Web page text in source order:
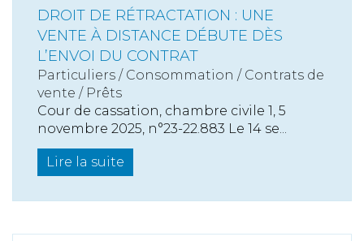
DROIT DE RÉTRACTATION : UNE
VENTE À DISTANCE DÉBUTE DÈS
L’ENVOI DU CONTRAT
Particuliers / Consommation / Contrats de
vente / Prêts
Cour de cassation, chambre civile 1, 5
novembre 2025, n°23-22.883 Le 14 se...
Lire la suite